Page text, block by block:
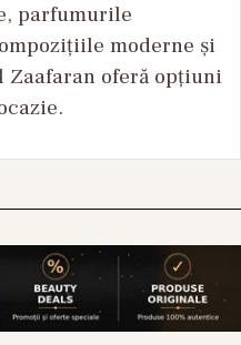
parfumurile
moderne și
Zaafaran oferă opțiuni